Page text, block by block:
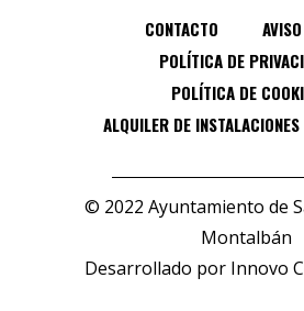
CONTACTO
POLÍTICA DE
POLÍTICA DE
ALQUILER DE
© 2022 Ayuntamiento de
Montalbán
Desarrollado por Innovo